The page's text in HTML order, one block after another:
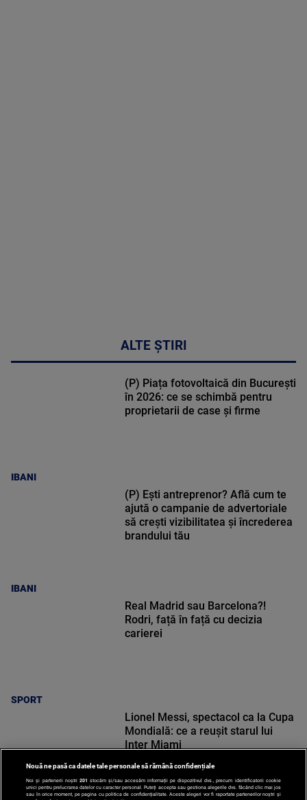
ALTE ȘTIRI
IBANI
(P) Piața fotovoltaică din București
în 2026: ce se schimbă pentru
proprietarii de case și firme
IBANI
(P) Ești antreprenor? Află cum te
ajută o campanie de advertoriale
să crești vizibilitatea și încrederea
brandului tău
SPORT
Real Madrid sau Barcelona?!
Rodri, față în față cu decizia
carierei
Lionel Messi, spectacol ca la Cupa
Mondială: ce a reușit starul lui
Inter Miami
Nouă ne pasă ca datele tale personale să rămână confidențiale
Noi și partenerii noștri 201 stocăm și/sau accesăm informații pe dispozitivul dvs., precum identificatorii cookie
unici pentru prelucrarea datelor cu caracter personal. Puteți accepta sau gestiona alegerile dvs. făcând clic mai jos
sau în orice moment, pe pagina cu politica de confidențialitate. Aceste alegeri vor fi raportate partenerilor noștri și